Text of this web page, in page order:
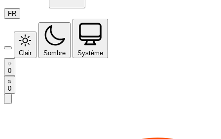
FR
Clair Sombre Système
0
0